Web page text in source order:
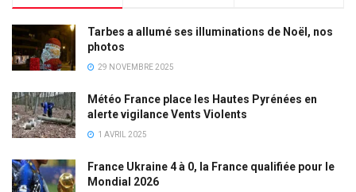
Tarbes a allumé ses illuminations de Noël, nos
photos
29 NOVEMBRE 2025
Météo France place les Hautes Pyrénées en
alerte vigilance Vents Violents
1 AVRIL 2025
France Ukraine 4 à 0, la France qualifiée pour le
Mondial 2026